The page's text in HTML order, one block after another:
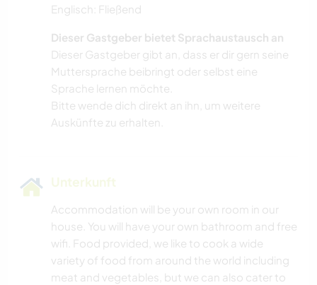
Englisch: Fließend
Dieser Gastgeber bietet Sprachaustausch an
Dieser Gastgeber gibt an, dass er dir gern seine
Muttersprache beibringt oder selbst eine
Sprache lernen möchte.
Bitte wende dich direkt an ihn, um weitere
Auskünfte zu erhalten.
Unterkunft
Accommodation will be your own room in our
house. You will have your own bathroom and free
wifi. Food provided, we like to cook a wide
variety of food from around the world including
meat and vegetables, but we can also cater to